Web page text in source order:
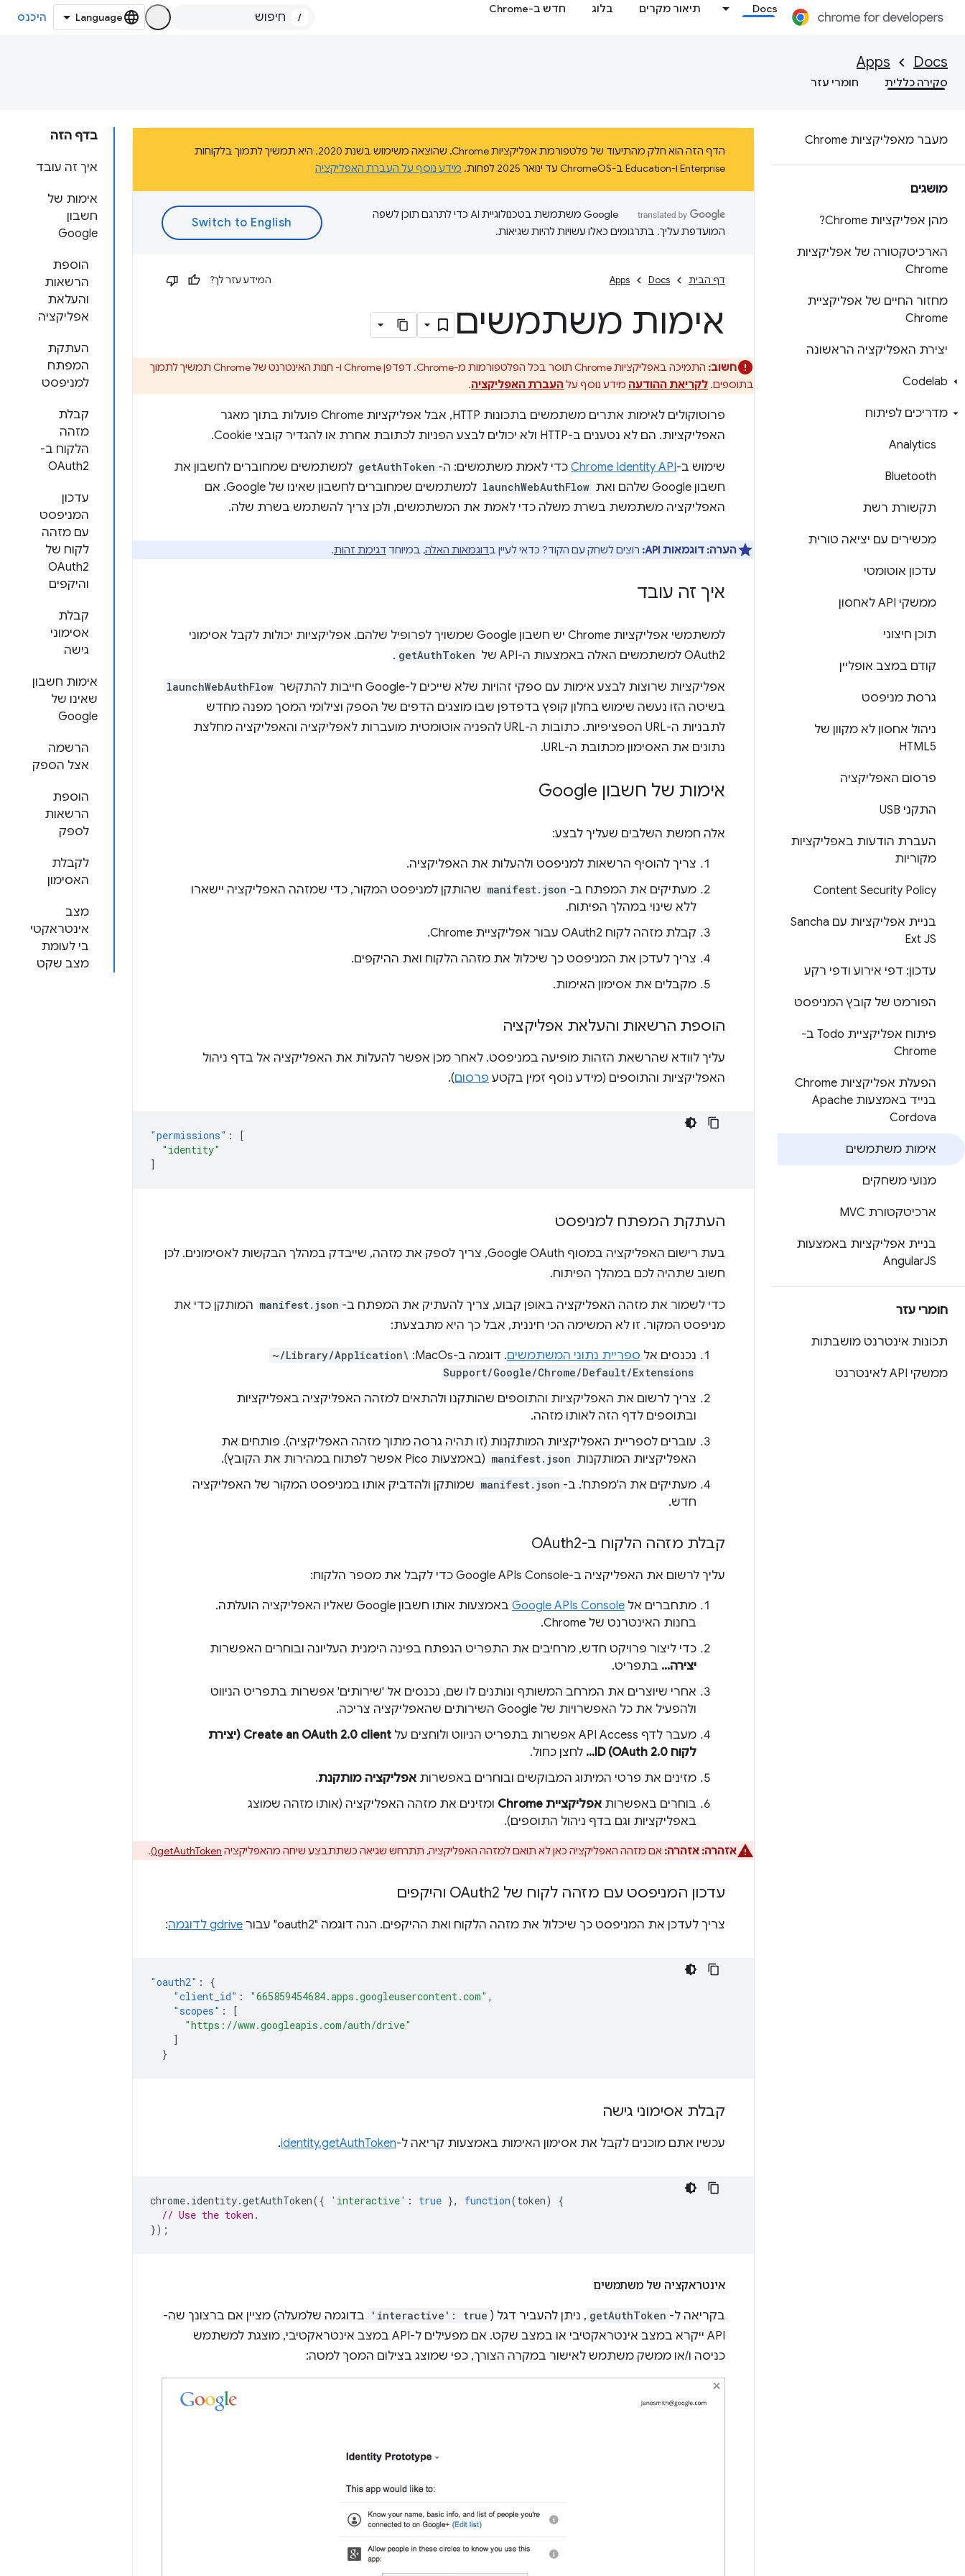
Docs תיאור מקרים בלוג חדש ב-Chrome
/ היכנס
Docs
Apps
סקירה כללית חומרי עזר
מעבר מאפליקציות Chrome
מושגים
מהן אפליקציות Chrome?
הארכיטקטורה של אפליקציות
Chrome
מחזור החיים של אפליקציית
Chrome
יצירת האפליקציה הראשונה
Codelab
מדריכים לפיתוח
Analytics
Bluetooth
תקשורת רשת
מכשירים עם יציאה טורית
עדכון אוטומטי
ממשקי API לאחסון
תוכן חיצוני
קודם במצב אופליין
גרסת מניפסט
ניהול אחסון לא מקוון של
HTML5
פרסום האפליקציה
התקני USB
העברת הודעות באפליקציות
מקוריות
Content Security Policy
בניית אפליקציות עם Sancha
Ext JS
עדכון: דפי אירוע ודפי רקע
הפורמט של קובץ המניפסט
פיתוח אפליקציית Todo ב-
Chrome
הפעלת אפליקציות Chrome
בנייד באמצעות Apache
Cordova
אימות משתמשים
מנועי משחקים
ארכיטקטורת MVC
בניית אפליקציות באמצעות
AngularJS
חומרי עזר
תכונות אינטרנט מושבתות
ממשקי API לאינטרנט
בדף הזה
איך זה עובד
אימות של
חשבון
Google
הוספת
הרשאות
והעלאת
אפליקציה
העתקת
המפתח
למניפסט
קבלת
מזהה
הלקוח ב-
OAuth2
עדכון
המניפסט
עם מזהה
לקוח של
OAuth2
והיקפים
קבלת
אסימוני
גישה
אימות חשבון
שאינו של
Google
הרשמה
אצל הספק
הוספת
הרשאות
לספק
לקבלת
האסימון
מצב
אינטראקטי
בי לעומת
מצב שקט
הדף הזה הוא חלק מהתיעוד של פלטפורמת אפליקציות Chrome, שהוצאה משימוש בשנת 2020. היא תמשיך לתמוך בלקוחות
Enterprise ו-Education ב-ChromeOS עד ינואר 2025 לפחות.
מידע נוסף על העברת האפליקציה
‫Google משתמשת בטכנולוגיית AI כדי לתרגם תוכן לשפה
המועדפת עליך. בתרגומים כאלו עשויות להיות שגיאות.
דף הבית Docs
Apps המידע עזר לך?
אימות משתמשים
חשוב:
התמיכה באפליקציות Chrome תוסר בכל הפלטפורמות מ-Chrome. דפדפן Chrome ו- חנות האינטרנט של Chrome תמשיך לתמוך
בתוספים. לקריאת ההודעה מידע נוסף עלהעברת האפליקציה.
פרוטוקולים לאימות אתרים משתמשים בתכונות HTTP, אבל אפליקציות Chrome פועלות בתוך מאגר
האפליקציות. הם לא נטענים ב-HTTP ולא יכולים לבצע הפניות לכתובת אחרת או להגדיר קובצי Cookie.
שימוש ב-Chrome Identity API כדי לאמת משתמשים: ה- getAuthToken למשתמשים שמחוברים לחשבון את
חשבון Google שלהם ואת
launchWebAuthFlow
למשתמשים שמחוברים לחשבון שאינו של Google. אם
האפליקציה משתמשת בשרת משלה כדי לאמת את המשתמשים, ולכן צריך להשתמש בשרת שלה.
הערה: דוגמאות API: רוצים לשחק עם הקוד? כדאי לעיין בדוגמאות האלה, במיוחד דגימת זהות.
איך זה עובד
למשתמשי אפליקציות Chrome יש חשבון Google שמשויך לפרופיל שלהם. אפליקציות יכולות לקבל אסימוני
OAuth2 למשתמשים האלה באמצעות ה-API של
getAuthToken
.
אפליקציות שרוצות לבצע אימות עם ספקי זהויות שלא שייכים ל-Google חייבות להתקשר launchWebAuthFlow
בשיטה הזו נעשה שימוש בחלון קופץ בדפדפן שבו מוצגים הדפים של הספק וצילומי המסך מפנה מחדש
לתבניות ה-URL הספציפיות. כתובות ה-URL להפניה אוטומטית מועברות לאפליקציה והאפליקציה מחלצת
נתונים את האסימון מכתובת ה-URL.
אימות של חשבון Google
אלה חמשת השלבים שעליך לבצע:
צריך להוסיף הרשאות למניפסט ולהעלות את האפליקציה.
מעתיקים את המפתח ב- manifest.json שהותקן למניפסט המקור, כדי שמזהה האפליקציה יישארו
ללא שינוי במהלך הפיתוח.
קבלת מזהה לקוח OAuth2 עבור אפליקציית Chrome.
צריך לעדכן את המניפסט כך שיכלול את מזהה הלקוח ואת ההיקפים.
מקבלים את אסימון האימות.
הוספת הרשאות והעלאת אפליקציה
עליך לוודא שהרשאת הזהות מופיעה במניפסט. לאחר מכן אפשר להעלות את האפליקציה אל בדף ניהול
האפליקציות והתוספים (מידע נוסף זמין בקטע פרסום).
"permissions" :
[
"identity"
]
העתקת המפתח למניפסט
בעת רישום האפליקציה במסוף Google OAuth, צריך לספק את מזהה, שייבדק במהלך הבקשות לאסימונים. לכן
חשוב שתהיה לכם במהלך הפיתוח.
כדי לשמור את מזהה האפליקציה באופן קבוע, צריך להעתיק את המפתח ב- manifest.json המותקן כדי את
מניפסט המקור. זו לא המשימה הכי חיננית, אבל כך היא מתבצעת:
נכנסים אל ספריית נתוני המשתמשים. דוגמה ב-MacOs:
~/Library/Application\
Support/Google/Chrome/Default/Extensions
צריך לרשום את האפליקציות והתוספים שהותקנו ולהתאים למזהה האפליקציה באפליקציות
ובתוספים לדף הזה לאותו מזהה.
עוברים לספריית האפליקציות המותקנות (זו תהיה גרסה מתוך מזהה האפליקציה). פותחים את
האפליקציות המותקנות manifest.json (באמצעות Pico אפשר לפתוח במהירות את הקובץ).
מעתיקים את ה'מפתח'. ב- manifest.json שמותקן ולהדביק אותו במניפסט המקור של האפליקציה
חדש.
קבלת מזהה הלקוח ב-OAuth2
עליך לרשום את האפליקציה ב-Google APIs Console כדי לקבל את מספר הלקוח:
מתחברים אל Google APIs Console
באמצעות אותו חשבון Google שאליו האפליקציה הועלתה.
בחנות האינטרנט של Chrome.
כדי ליצור פרויקט חדש, מרחיבים את התפריט הנפתח בפינה הימנית העליונה ובוחרים האפשרות
יצירה... בתפריט.
אחרי שיוצרים את המרחב המשותף ונותנים לו שם, נכנסים אל 'שירותים' אפשרות בתפריט הניווט
ולהפעיל את כל האפשרויות של Google השירותים שהאפליקציה צריכה.
מעבר לדף API Access אפשרות בתפריט הניווט ולוחצים על
Create an OAuth 2.0 client (יצירת
לקוח OAuth 2.0) ID...
לחצן כחול.
מזינים את פרטי המיתוג המבוקשים ובוחרים באפשרות אפליקציה מותקנת.
בוחרים באפשרות אפליקציית Chrome
ומזינים את מזהה האפליקציה (אותו מזהה שמוצג
באפליקציות וגם בדף ניהול התוספים).
אזהרה: אזהרה: אם מזהה האפליקציה כאן לא תואם למזהה האפליקציה, תתרחש שגיאה כשתתבצע שיחה מהאפליקציה getAuthToken()
.
עדכון המניפסט עם מזהה לקוח של OAuth2 והיקפים
צריך לעדכן את המניפסט כך שיכלול את מזהה הלקוח ואת ההיקפים. הנה דוגמה "oauth2" עבור gdrive לדוגמה :
"oauth2" :
{
"client_id" : "665859454684.apps.googleusercontent.com" ,
"scopes" :
[
"https://www.googleapis.com/auth/drive"
]
}
קבלת אסימוני גישה
עכשיו אתם מוכנים לקבל את אסימון האימות באמצעות קריאה ל-identity.getAuthToken
.
chrome. identity.getAuthToken({ 'interactive' : true }, function(token)
{
// Use the token.
});
אינטראקציה של משתמשים
בקריאה ל- getAuthToken , ניתן להעביר דגל ( 'interactive': true
בדוגמה שלמעלה) מציין אם ברצונך שה-
API ייקרא במצב אינטראקטיבי או במצב שקט. אם מפעילים ל-API במצב אינטראקטיבי, מוצגת למשתמש
כניסה ו/או ממשק משתמש לאישור במקרה הצורך, כפי שמוצג בצילום המסך למטה: